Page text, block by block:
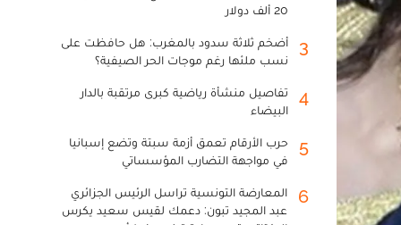
20 ألف دولار
3
أضخم ثلاثة سدود بالمغرب: هل حافظت على
نسب ملئها رغم موجات الحر الصيفية؟
4
تفاصيل منشأة رياضية كبرى مرتقبة بالدار
البيضاء
5
حرب الأرقام تعمق أزمة سبتة وتضع إسبانيا
في مواجهة التضارب المؤسساتي
6
المعارضة التونسية تراسل الرئيس الجزائري
عبد المجيد تبون: دعمك لقيس سعيد يكرس